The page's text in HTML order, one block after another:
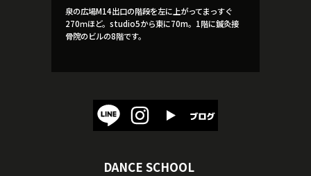
泉の広場M14出口の階段を左に上がってまっすぐ
270ｍほど。studio5から東に70m。1階に鍼灸接
骨院のビルの8階です。
DANCE SCHOOL